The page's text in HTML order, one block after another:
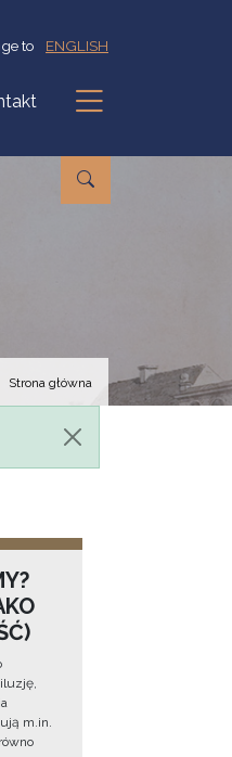
to ENGLISH
Podmenu
Strona główna
m.in.